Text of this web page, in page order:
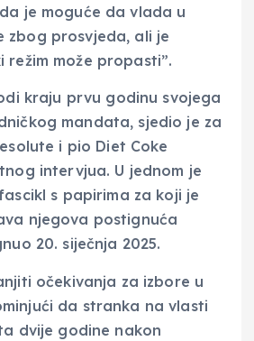
je moguće da vlada u
zbog prosvjeda, ali je
režim može propasti”.
kraju prvu godinu svojega
mandata, sjedio je za
i pio Diet Coke
intervjua. U jednom je
s papirima za koji je
njegova postignuća
20. siječnja 2025.
očekivanja za izbore u
da stranka na vlasti
dvije godine nakon